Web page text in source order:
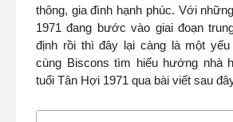
thông, gia đình hạnh phúc. Với
1971 đang bước vào giai đoạn
định rồi thì đây lại càng là một
cùng Biscons tìm hiểu hướng nhà
tuổi Tân Hợi 1971 qua bài viết sau